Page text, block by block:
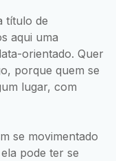
título de
aqui uma
orientado. Quer
porque quem se
lugar, com
se movimentado
pode ter se